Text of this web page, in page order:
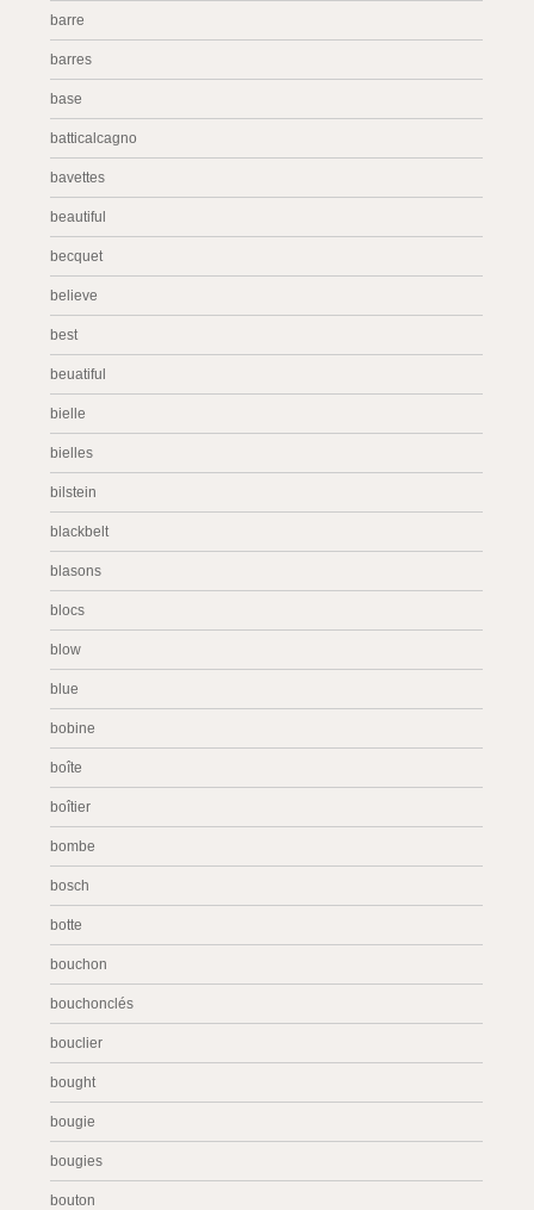
barre
barres
base
batticalcagno
bavettes
beautiful
becquet
believe
best
beuatiful
bielle
bielles
bilstein
blackbelt
blasons
blocs
blow
blue
bobine
boîte
boîtier
bombe
bosch
botte
bouchon
bouchonclés
bouclier
bought
bougie
bougies
bouton